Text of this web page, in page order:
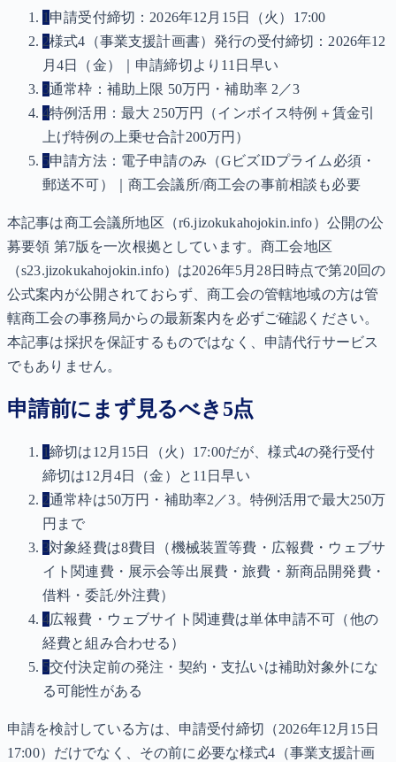
1申請受付締切：2026年12月15日（火）17:00
2様式4（事業支援計画書）発行の受付締切：2026年12
月4日（金）｜申請締切より11日早い
3通常枠：補助上限 50万円・補助率 2／3
4特例活用：最大 250万円（インボイス特例＋賃金引
上げ特例の上乗せ合計200万円）
5申請方法：電子申請のみ（GビズIDプライム必須・
郵送不可）｜商工会議所/商工会の事前相談も必要
本記事は商工会議所地区（r6.jizokukahojokin.info）公開の公
募要領 第7版を一次根拠としています。商工会地区
（s23.jizokukahojokin.info）は2026年5月28日時点で第20回の
公式案内が公開されておらず、商工会の管轄地域の方は管
轄商工会の事務局からの最新案内を必ずご確認ください。
本記事は採択を保証するものではなく、申請代行サービス
でもありません。
申請前にまず見るべき5点
1締切は12月15日（火）17:00だが、様式4の発行受付
締切は12月4日（金）と11日早い
2通常枠は50万円・補助率2／3。特例活用で最大250万
円まで
3対象経費は8費目（機械装置等費・広報費・ウェブサ
イト関連費・展示会等出展費・旅費・新商品開発費・
借料・委託/外注費）
4広報費・ウェブサイト関連費は単体申請不可（他の
経費と組み合わせる）
5交付決定前の発注・契約・支払いは補助対象外にな
る可能性がある
申請を検討している方は、申請受付締切（2026年12月15日
17:00）だけでなく、その前に必要な様式4（事業支援計画